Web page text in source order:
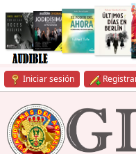
Iniciar sesión